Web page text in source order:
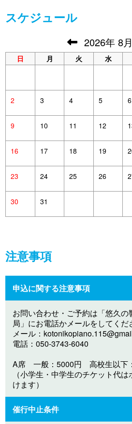
スケジュール
2026年 8月
日 月 火 水
2 3 4 5 6
9 10 11 12
16 17 18 19
23 24 25 26
30 31
注意事項
申込に関する注意事項
お問い合わせ・ご予約は「悠久の
局」にお電話かメールをしてくだ
メール：
電話：050-3743-6040
A席 一般：5000円 高校生以下
（小学生・中学生のチケット代
けます）
催行中止条件